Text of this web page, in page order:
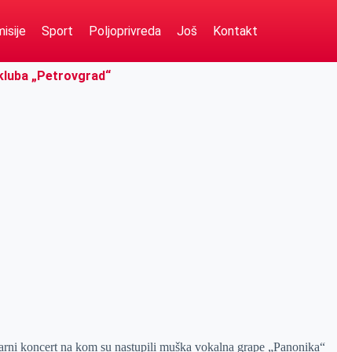
Sport Poljoprivreda Još Kontakt
„Petrovgrad“
koncert na kom su nastupili muška vokalna grape „Panonika“